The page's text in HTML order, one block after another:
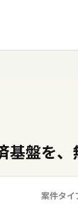
基盤を
案件タイ